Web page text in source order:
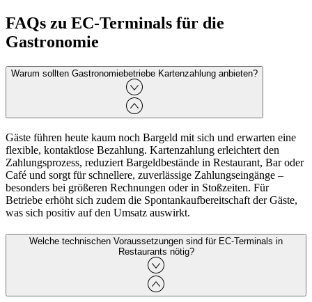
FAQs zu EC‑Terminals für die
Gastronomie
Warum sollten Gastronomiebetriebe Kartenzahlung anbieten?
Gäste führen heute kaum noch Bargeld mit sich und erwarten eine
flexible, kontaktlose Bezahlung. Kartenzahlung erleichtert den
Zahlungsprozess, reduziert Bargeldbestände in Restaurant, Bar oder
Café und sorgt für schnellere, zuverlässige Zahlungseingänge –
besonders bei größeren Rechnungen oder in Stoßzeiten. Für
Betriebe erhöht sich zudem die Spontankaufbereitschaft der Gäste,
was sich positiv auf den Umsatz auswirkt.
Welche technischen Voraussetzungen sind für EC‑Terminals in
Restaurants nötig?